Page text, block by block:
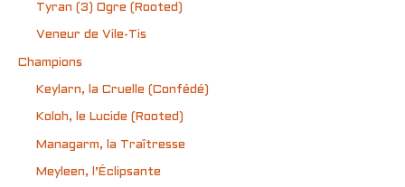
Tyran (3) Ogre (Rooted)
Veneur de Vile-Tis
Champions
Keylarn, la Cruelle (Confédé)
Koloh, le Lucide (Rooted)
Managarm, la Traîtresse
Meyleen, l’Éclipsante